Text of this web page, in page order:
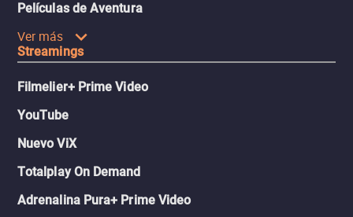
Películas de Aventura
Ver más
Streamings
Filmelier+ Prime Video
YouTube
Nuevo ViX
Totalplay On Demand
Adrenalina Pura+ Prime Video